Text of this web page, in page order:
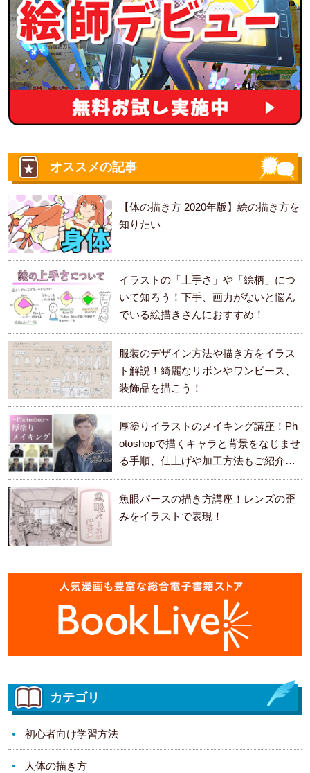
オススメの記事
【体の描き方 2020年版】絵の描き方を
知りたい
イラストの「上手さ」や「絵柄」につ
いて知ろう！下手、画力がないと悩ん
でいる絵描きさんにおすすめ！
服装のデザイン方法や描き方をイラス
ト解説！綺麗なリボンやワンピース、
装飾品を描こう！
厚塗りイラストのメイキング講座！Ph
otoshopで描くキャラと背景をなじませ
る手順、仕上げや加工方法もご紹介し
ます。
魚眼パースの描き方講座！レンズの歪
みをイラストで表現！
カテゴリ
初心者向け学習方法
人体の描き方